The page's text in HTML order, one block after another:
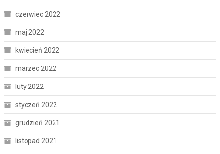
czerwiec 2022
maj 2022
kwiecień 2022
marzec 2022
luty 2022
styczeń 2022
grudzień 2021
listopad 2021